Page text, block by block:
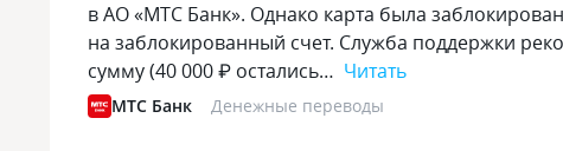
в АО «МТС Банк». Однако карта была
на заблокированный счет. Служба поддержки
сумму (40 000 ₽ остались… Читать
МТС Банк Денежные переводы